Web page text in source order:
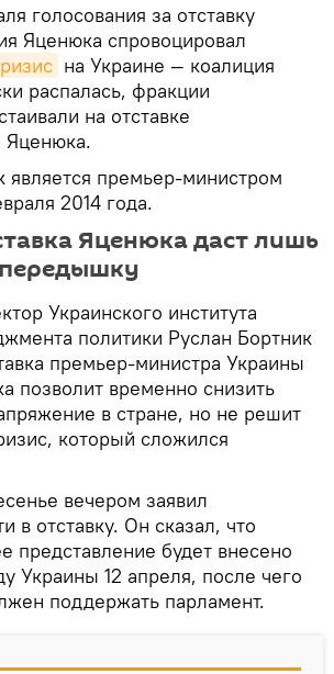
голосования за отставку
Яценюка спровоцировал
на Украине — коалиция
распалась, фракции
на отставке
Яценюка.
премьер-министром
2014 года.
Яценюка даст лишь
Украинского института
политики Руслан Бортник
премьер-министра Украины
позволит временно снизить
в стране, но не решит
который сложился
вечером заявил
в отставку. Он сказал, что
представление будет внесено
Украины 12 апреля, после чего
поддержать парламент.